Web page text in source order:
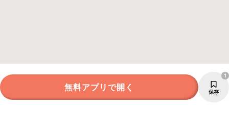
無料アプリで開く 保存
1